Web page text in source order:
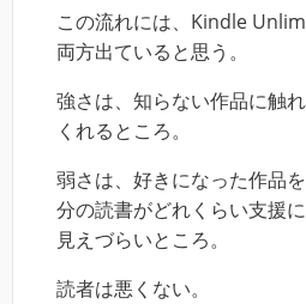
この流れには、Kindle
両方出ていると思う。
強さは、知らない作品に触
くれるところ。
弱さは、好きになった作品
分の読書がどれくらい支援
見えづらいところ。
読者は悪くない。